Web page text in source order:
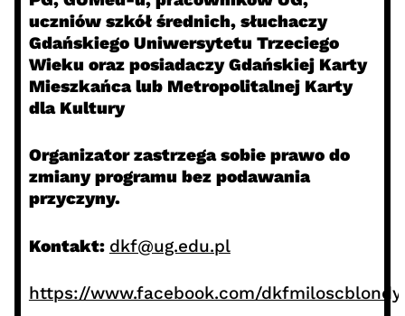
uczniów szkół średnich, słuchaczy
Gdańskiego Uniwersytetu Trzeciego
Wieku oraz posiadaczyGdańskiej Karty
Mieszkańca lubMetropolitalnej Karty
dla Kultury
Organizator zastrzega sobie prawo do
zmiany programu bez podawania
przyczyny.
Kontakt: dkf@ug.edu.pl
https://www.facebook.com/